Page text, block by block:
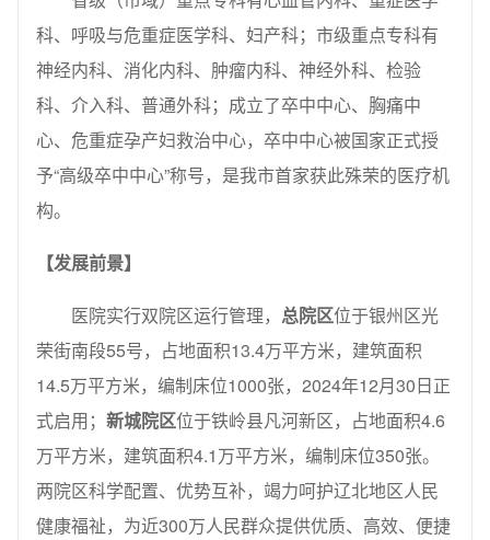
科、呼吸与危重症医学科、妇产科；市级重点专科有
神经内科、消化内科、肿瘤内科、神经外科、检验
科、介入科、普通外科；成立了卒中中心、胸痛中
心、危重症孕产妇救治中心，卒中中心被国家正式授
予“高级卒中中心”称号，是我市首家获此殊荣的医疗机
构。
【发展前景】
医院实行双院区运行管理， 总院区位于银州区光
荣街南段55号，占地面积13.4万平方米，建筑面积
14.5万平方米，编制床位1000张，2024年12月30日正
式启用； 新城院区位于铁岭县凡河新区，占地面积4.6
万平方米，建筑面积4.1万平方米，编制床位350张。
两院区科学配置、优势互补，竭力呵护辽北地区人民
健康福祉，为近300万人民群众提供优质、高效、便捷